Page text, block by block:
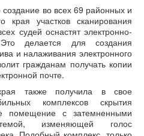
во всех 69 районных и
края участков сканирования
судей оснастят электронно-
делается для создания
и налаживания электронного
гражданам получать копии
почте.
также получила в свое
комплексов скрытия
помещение с затемненными
изменяющей голос